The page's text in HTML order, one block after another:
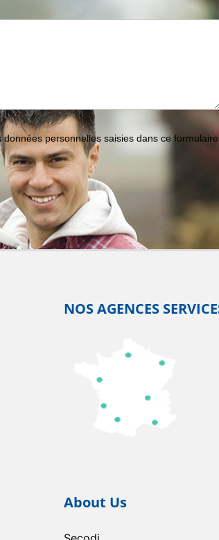
personnelles saisies dans ce
NOS AGENCES
About Us